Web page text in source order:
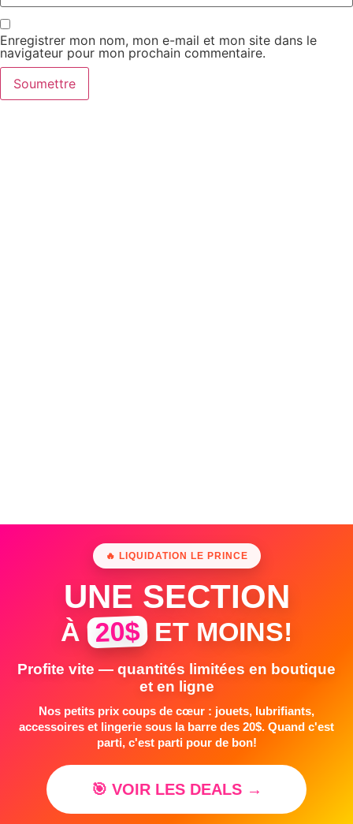
Enregistrer mon nom, mon e-mail et mon site dans le
navigateur pour mon prochain commentaire.
🔥 LIQUIDATION LE PRINCE
UNE SECTION
À 20$ ET MOINS!
Profite vite — quantités limitées en boutique
et en ligne
Nos petits prix coups de cœur : jouets, lubrifiants,
accessoires et lingerie sous la barre des 20$. Quand c'est
parti, c'est parti pour de bon!
🎯 VOIR LES DEALS →